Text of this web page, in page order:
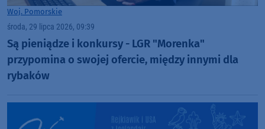
Woj. Pomorskie
środa, 29 lipca 2026, 09:39
Są pieniądze i konkursy - LGR "Morenka"
przypomina o swojej ofercie, między innymi dla
rybaków